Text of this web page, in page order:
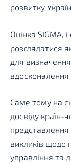
розвитку
Оцінка SIGMA,
розглядатися
для
вдосконалення
Саме тому на
досвіду країн-
представлення
викликів щодо
управління та